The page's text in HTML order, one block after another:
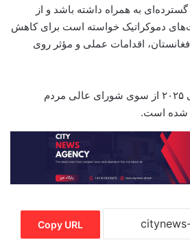
به همراه داشته باشد و از
دموکراتیک خواسته است برای کاهش
اقدامات عملی و مؤثر روی
این اعلامیه به تاریخ ۲۵ می ۲۰۲۵ از سوی شورای عالی مردم
شده است.
Copy URL